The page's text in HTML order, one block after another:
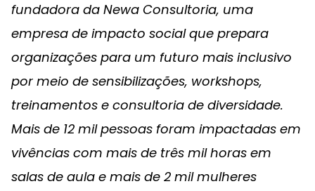
fundadora da Newa Consultoria, uma
empresa de impacto social que prepara
organizações para um futuro mais inclusivo
por meio de sensibilizações, workshops,
treinamentos e consultoria de diversidade.
Mais de 12 mil pessoas foram impactadas em
vivências com mais de três mil horas em
salas de aula e mais de 2 mil mulheres